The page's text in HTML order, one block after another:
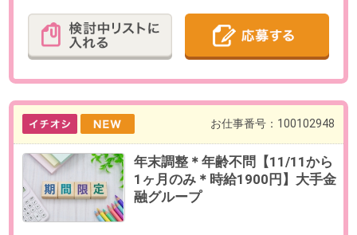
【在宅勤務について】
基本は出社勤務。有事の際の在宅
相談可能です。
※8月・お盆休み明け開始も相談可
給与 時給1,800円(交通費全額支給)
必要経験
【必須】入退社手続きを含む事務
業務のご経験がある方
OAスキル
【必須】】Excel（SUM、AVE）
【歓迎】Googleスプレッドシート